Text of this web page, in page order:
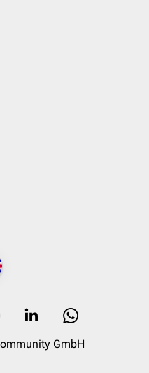
GmbH